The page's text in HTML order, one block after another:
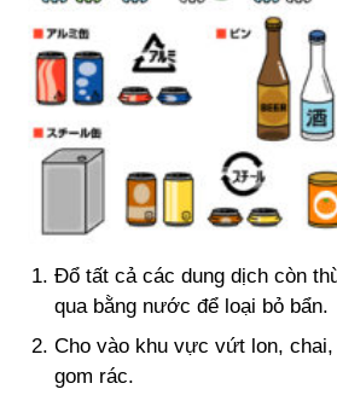
Đổ tất cả các dung dịch còn
qua bằng nước để loại bỏ bẩn.
Cho vào khu vực vứt lon,
gom rác.